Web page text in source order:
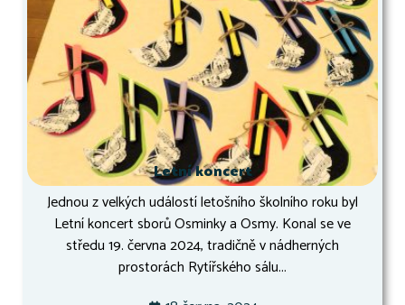
Letní koncert
Jednou z velkých událostí letošního školního roku byl
Letní koncert sborů Osminky a Osmy. Konal se ve
středu 19. června 2024, tradičně v nádherných
prostorách Rytířského sálu...